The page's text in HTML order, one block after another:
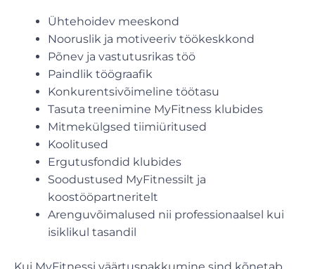
Ühtehoidev meeskond
Nooruslik ja motiveeriv töökeskkond
Põnev ja vastutusrikas töö
Paindlik töögraafik
Konkurentsivõimeline töötasu
Tasuta treenimine MyFitness klubides
Mitmekülgsed tiimiüritused
Koolitused
Ergutusfondid klubides
Soodustused MyFitnessilt ja
koostööpartneritelt
Arenguvõimalused nii professionaalsel kui
isiklikul tasandil